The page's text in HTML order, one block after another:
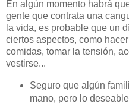
En algún momento habrá
gente que contrata una
la vida, es probable que un
ciertos aspectos, como
comidas, tomar la tensión,
vestirse...
Seguro que algún
mano, pero lo